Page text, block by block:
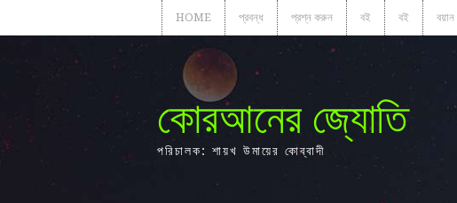
HOME প্রবন্ধ প্রশ্ন করুন বই বই বয়ান
কোরআনের জ্যোতি
পরিচালক: শায়খ উমায়ের কোব্বাদী